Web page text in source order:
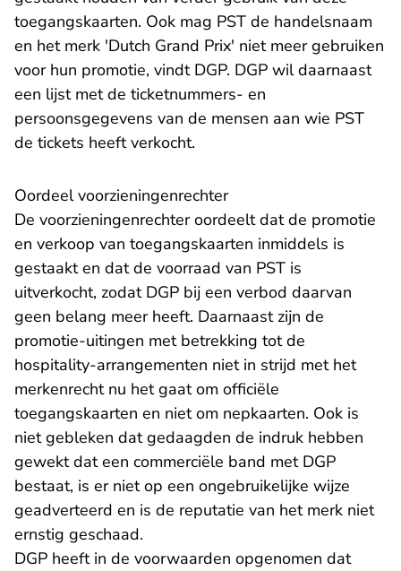
toegangskaarten. Ook mag PST de handelsnaam
en het merk 'Dutch Grand Prix' niet meer gebruiken
voor hun promotie, vindt DGP. DGP wil daarnaast
een lijst met de ticketnummers- en
persoonsgegevens van de mensen aan wie PST
de tickets heeft verkocht.
Oordeel voorzieningenrechter
De voorzieningenrechter oordeelt dat de promotie
en verkoop van toegangskaarten inmiddels is
gestaakt en dat de voorraad van PST is
uitverkocht, zodat DGP bij een verbod daarvan
geen belang meer heeft. Daarnaast zijn de
promotie-uitingen met betrekking tot de
hospitality-arrangementen niet in strijd met het
merkenrecht nu het gaat om officiële
toegangskaarten en niet om nepkaarten. Ook is
niet gebleken dat gedaagden de indruk hebben
gewekt dat een commerciële band met DGP
bestaat, is er niet op een ongebruikelijke wijze
geadverteerd en is de reputatie van het merk niet
ernstig geschaad.
DGP heeft in de voorwaarden opgenomen dat